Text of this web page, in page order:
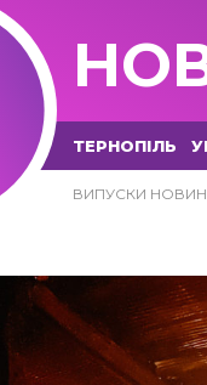
ТЕРНОПІЛЬ
ВИПУСКИ НОВИН
НОВИНИ